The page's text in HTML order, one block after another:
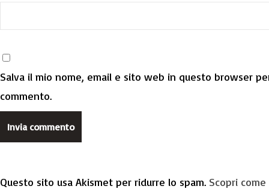
Salva il mio nome, email e sito web in questo browser
commento.
Questo sito usa Akismet per ridurre lo spam. Scopri